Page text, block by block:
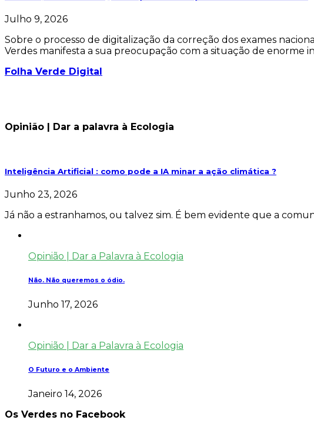
Julho 9, 2026
Sobre o processo de digitalização da correção dos exames
Verdes manifesta a sua preocupação com a situação de enorme
Folha Verde Digital
Opinião | Dar a palavra à Ecologia
Inteligência Artificial : como pode a IA minar a ação climática ?
Junho 23, 2026
Já não a estranhamos, ou talvez sim. É bem evidente que a
Opinião | Dar a Palavra à Ecologia
Não. Não queremos o ódio.
Junho 17, 2026
Opinião | Dar a Palavra à Ecologia
O Futuro e o Ambiente
Janeiro 14, 2026
Os Verdes no Facebook